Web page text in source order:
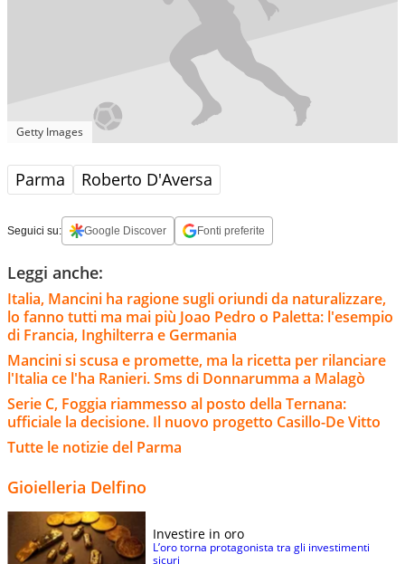
Getty Images
Parma Roberto D'Aversa
Seguici su: Google Discover Fonti preferite
Leggi anche:
Italia, Mancini ha ragione sugli oriundi da naturalizzare,
lo fanno tutti ma mai più Joao Pedro o Paletta: l'esempio
di Francia, Inghilterra e Germania
Mancini si scusa e promette, ma la ricetta per rilanciare
l'Italia ce l'ha Ranieri. Sms di Donnarumma a Malagò
Serie C, Foggia riammesso al posto della Ternana:
ufficiale la decisione. Il nuovo progetto Casillo-De Vitto
Tutte le notizie del Parma
Gioielleria Delfino
Investire in oro
L’oro torna protagonista tra gli investimenti
sicuri